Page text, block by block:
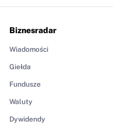
Biznesradar
Wiadomości
Giełda
Fundusze
Waluty
Dywidendy